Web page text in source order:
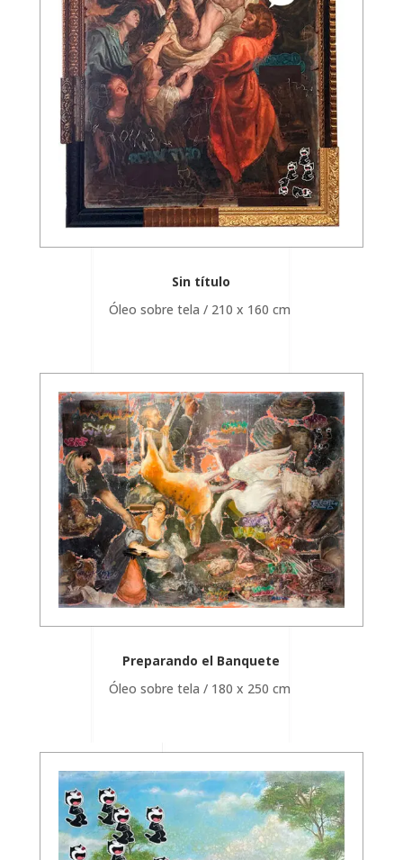
Sin título
Óleo sobre tela / 210 x 160 cm
Preparando el Banquete
Óleo sobre tela / 180 x 250 cm